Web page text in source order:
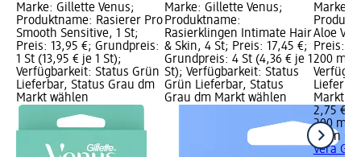
Marke: Gillette Venus;
Produktname: Rasierer Pro
Smooth Sensitive, 1 St;
Preis: 13,95 €; Grundpreis:
1 St (13,95 € je 1 St);
Verfügbarkeit: Status Grün
Lieferbar, Status Grau dm
Markt wählen
Marke: Gillette Venus;
Produktname:
Rasierklingen Intimate Hair
& Skin, 4 St; Preis: 17,45 €;
Grundpreis: 4 St (4,36 € je 1
St); Verfügbarkeit: Status
Grün Lieferbar, Status
Grau dm Markt wählen
Marke:
Aloe
Preis:
200 ml
Markt
2,75 €
200 ml
Satin
Vera